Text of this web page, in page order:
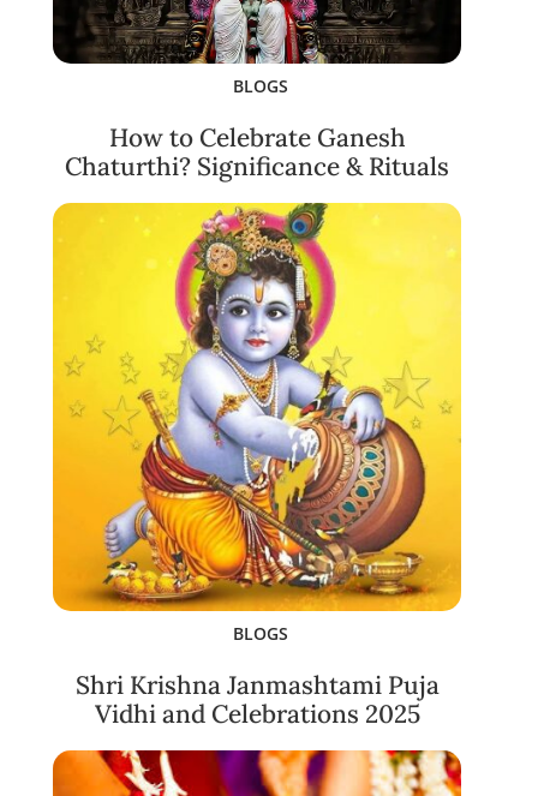
BLOGS
How to Celebrate Ganesh
Chaturthi? Significance & Rituals
BLOGS
Shri Krishna Janmashtami Puja
Vidhi and Celebrations 2025